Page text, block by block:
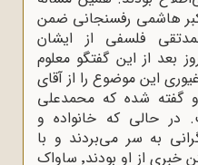
هاشمی رفسنجانی ضمن
فلسفی از ایشان
بعد از این گفتگو معلوم
این موضوع را از آقای
گفته شده که محمدعلی
در حالی که خانواده و
آشنایان او٬ در نگرانی به سر می‌بردند و با
توسل به این و آن٬ در پی یافتن خبری از او بودند٬ ساواک